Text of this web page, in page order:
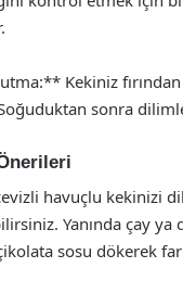
Kekiniz fırından
Soğuduktan sonra
cevizli havuçlu kekinizi
Yanında çay ya
sosu dökerek